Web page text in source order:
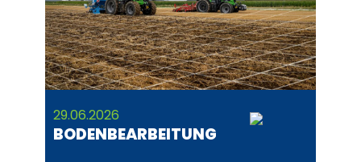
29.06.2026
BODENBEARBEITUNG